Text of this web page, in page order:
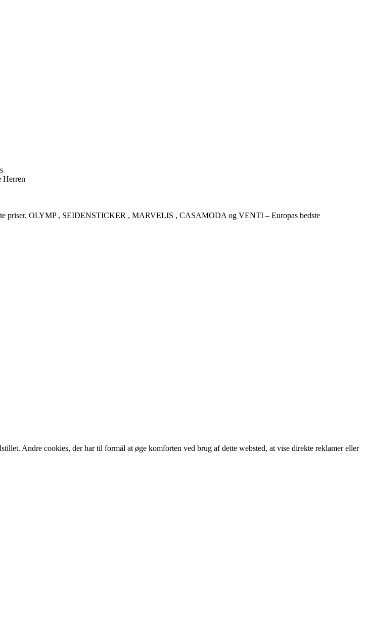
Herren
priser. OLYMP , SEIDENSTICKER , MARVELIS , CASAMODA og VENTI – Europas bedste
Andre cookies, der har til formål at øge komforten ved brug af dette websted, at vise direkte reklamer eller